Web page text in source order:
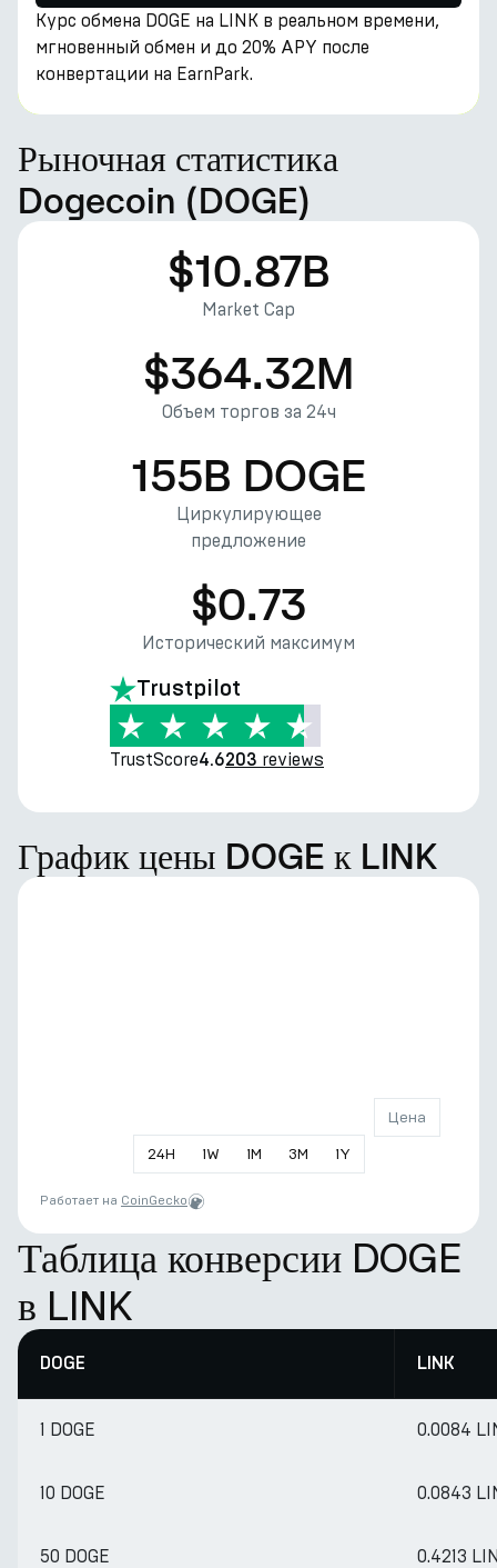
Курс обмена DOGE на LINK в реальном времени,
мгновенный обмен и до 20% APY после
конвертации на EarnPark.
Рыночная статистика
Dogecoin (DOGE)
$10.87B
Market Cap
$364.32M
Объем торгов за 24ч
155B DOGE
Циркулирующее
предложение
$0.73
Исторический максимум
Trustpilot
TrustScore4.6203 reviews
График цены DOGE к LINK
24H 1W 1M 3M 1Y
Цена
Работает на CoinGecko
Таблица конверсии DOGE
в LINK
DOGE LINK
1 DOGE 0.0084
10 DOGE 0.0843
50 DOGE 0.4213